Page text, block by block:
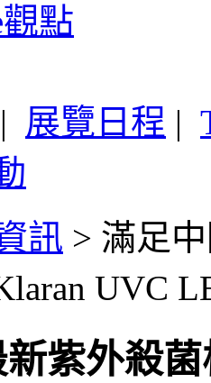
點
| 展覽日程 |
訊 > 滿足
UVC
紫外殺